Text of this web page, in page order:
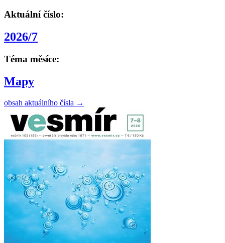
Aktuální číslo:
2026/7
Téma měsíce:
Mapy
obsah aktuálního čísla →